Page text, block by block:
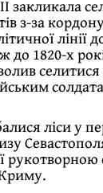
закликала
з-за
лінії
до 1820-х
селитися
ліси у